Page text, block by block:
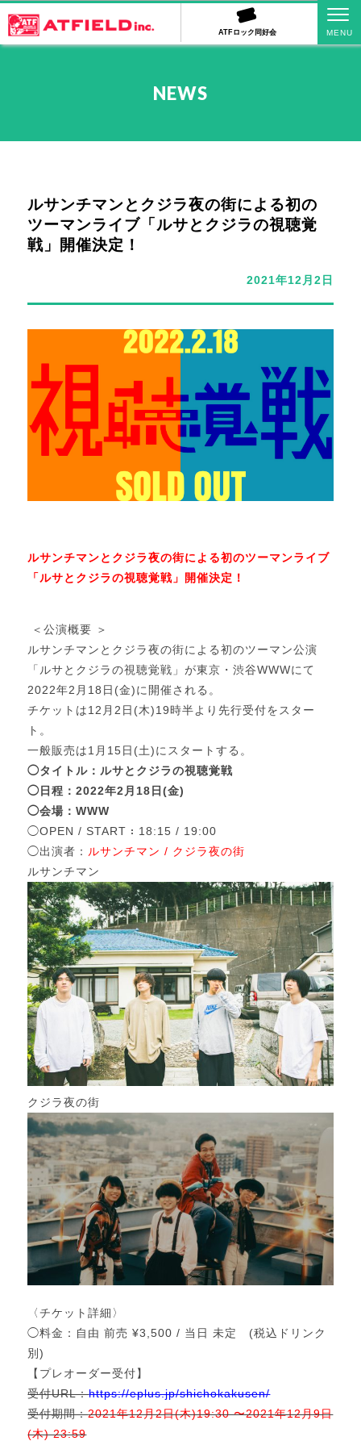
ATFロック同好会
NEWS
ルサンチマンとクジラ夜の街による初の
ツーマンライブ「ルサとクジラの視聴覚
戦」開催決定！
2021年12月2日
ルサンチマンとクジラ夜の街による初のツーマンライブ
「ルサとクジラの視聴覚戦」開催決定！
＜公演概要 ＞
ルサンチマンとクジラ夜の街による初のツーマン公演
「ルサとクジラの視聴覚戦」が東京・渋谷WWWにて
2022年2月18日(金)に開催される。
チケットは12月2日(木)19時半より先行受付をスター
ト。
一般販売は1月15日(土)にスタートする。
◯タイトル：ルサとクジラの視聴覚戦
◯日程：2022年2月18日(金)
◯会場：WWW
◯OPEN / START：18:15 / 19:00
◯出演者： ルサンチマン / クジラ夜の街
ルサンチマン
クジラ夜の街
〈チケット詳細〉
◯料金：自由 前売 ¥3,500 / 当日 未定 (税込ドリンク
別)
【プレオーダー受付】
受付URL：https://eplus.jp/shichokakusen/
受付期間：2021年12月2日(木)19:30 〜2021年12月9日
(木) 23:59